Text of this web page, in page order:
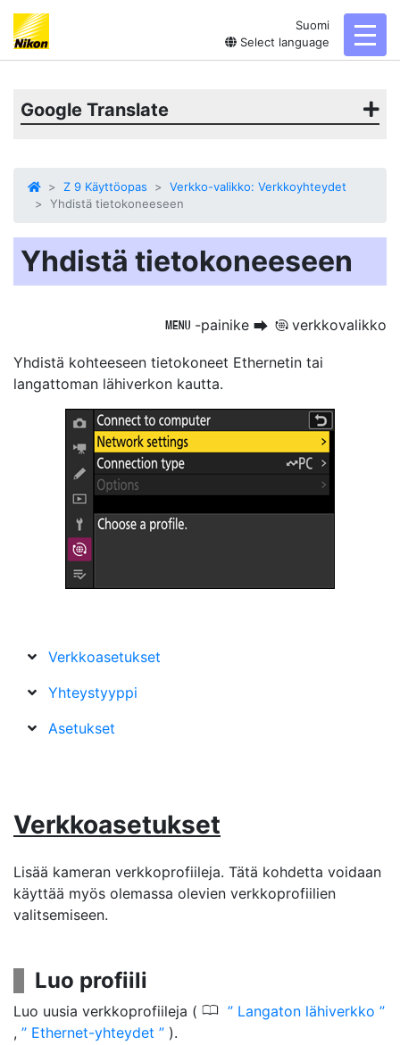
Suomi
Select language
Google Translate
Z 9 Käyttöopas
Verkko-valikko: Verkkoyhteydet
Yhdistä tietokoneeseen
Yhdistä tietokoneeseen
G -painike U F verkkovalikko
Yhdistä kohteeseen tietokoneet Ethernetin tai
langattoman lähiverkon kautta.
Verkkoasetukset
Yhteystyyppi
Asetukset
Verkkoasetukset
Lisää kameran verkkoprofiileja. Tätä kohdetta voidaan
käyttää myös olemassa olevien verkkoprofiilien
valitsemiseen.
Luo profiili
Luo uusia verkkoprofiileja ( 0
Langaton lähiverkko
,
Ethernet-yhteydet
).